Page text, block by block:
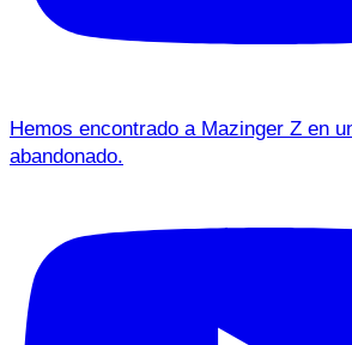
Hemos encontrado a Mazinger Z en
abandonado.